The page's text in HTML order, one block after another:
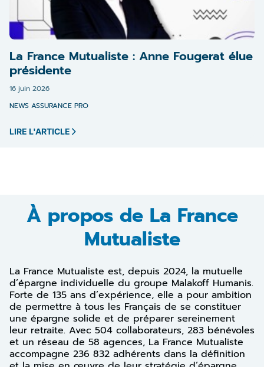
La France Mutualiste : Anne Fougerat élue
présidente
16 juin 2026
NEWS ASSURANCE PRO
LIRE L'ARTICLE
À propos de La France
Mutualiste
La France Mutualiste est, depuis 2024, la mutuelle
d’épargne individuelle du groupe Malakoff Humanis.
Forte de 135 ans d’expérience, elle a pour ambition
de permettre à tous les Français de se constituer
une épargne solide et de préparer sereinement
leur retraite. Avec 504 collaborateurs, 283 bénévoles
et un réseau de 58 agences, La France Mutualiste
accompagne 236 832 adhérents dans la définition